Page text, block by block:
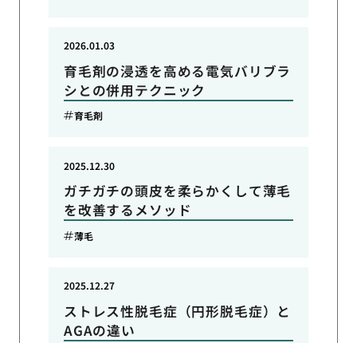
育毛剤の浸透を高める電気バリブラ
シとの併用テクニック
2026.01.03
育毛剤
ガチガチの頭皮を柔らかくして薄毛
を改善するメソッド
2025.12.30
薄毛
ストレス性脱毛症（円形脱毛症）と
AGAの違い
2025.12.27